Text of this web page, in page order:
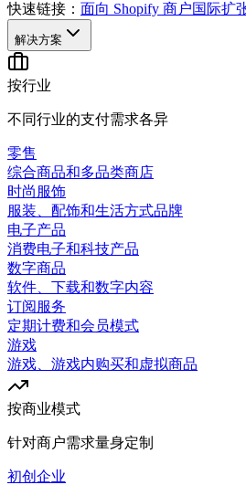
快速链接： 面向 Shopify 商户国际扩
解决方案
按行业
不同行业的支付需求各异
零售
综合商品和多品类商店
时尚服饰
服装、配饰和生活方式品牌
电子产品
消费电子和科技产品
数字商品
软件、下载和数字内容
订阅服务
定期计费和会员模式
游戏
游戏、游戏内购买和虚拟商品
按商业模式
针对商户需求量身定制
初创企业